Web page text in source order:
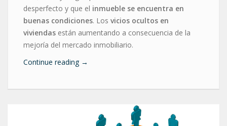
desperfecto y que el inmueble se encuentra en
buenas condiciones. Los vicios ocultos en
viviendas están aumentando a consecuencia de la
mejoría del mercado inmobiliario.
Continue reading →